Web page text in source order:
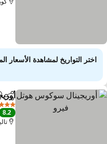
اختر التواريخ لمشاهدة الأسعار
8.2